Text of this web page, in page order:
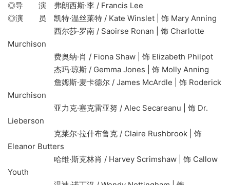
◎导 演 弗朗西斯·李 / Francis Lee
◎演 员 凯特·温丝莱特 / Kate Winslet | 饰 Mary Anning
西尔莎·罗南 / Saoirse Ronan | 饰 Charlotte
Murchison
费奥纳·肖 / Fiona Shaw | 饰 Elizabeth Philpot
杰玛·琼斯 / Gemma Jones | 饰 Molly Anning
詹姆斯·麦卡德尔 / James McArdle | 饰 Roderick
Murchison
亚力克·塞克雷亚努 / Alec Secareanu | 饰 Dr.
Lieberson
克莱尔·拉什布鲁克 / Claire Rushbrook | 饰
Eleanor Butters
哈维·斯克林肖 / Harvey Scrimshaw | 饰 Callow
Youth